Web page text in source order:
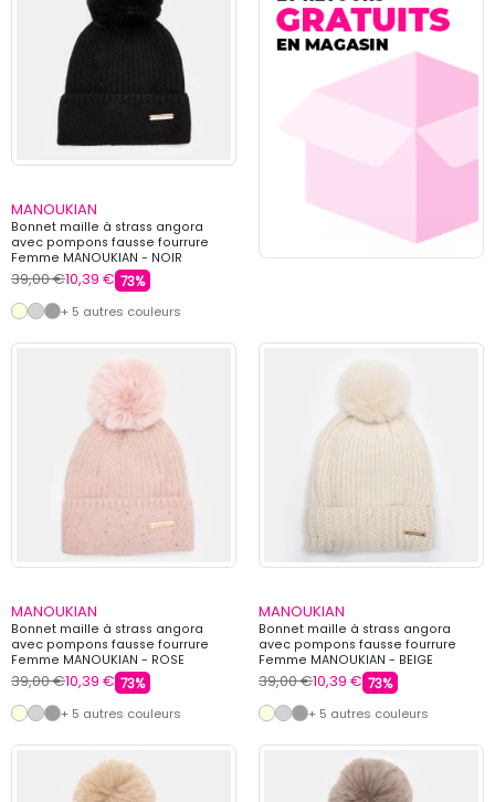
MANOUKIAN
Bonnet maille à strass angora
avec pompons fausse fourrure
Femme MANOUKIAN - NOIR
39,00 €10,39 € 73%
+ 5 autres couleurs
MANOUKIAN
Bonnet maille à strass angora
avec pompons fausse fourrure
Femme MANOUKIAN - ROSE
39,00 €10,39 € 73%
+ 5 autres couleurs
MANOUKIAN
Bonnet maille à strass angora
avec pompons fausse fourrure
Femme MANOUKIAN - BEIGE
39,00 €10,39 € 73%
+ 5 autres couleurs